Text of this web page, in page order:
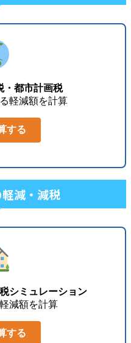
・都市計画税
軽減額を計算
する
減・減税
シミュレーション
減額を計算
する